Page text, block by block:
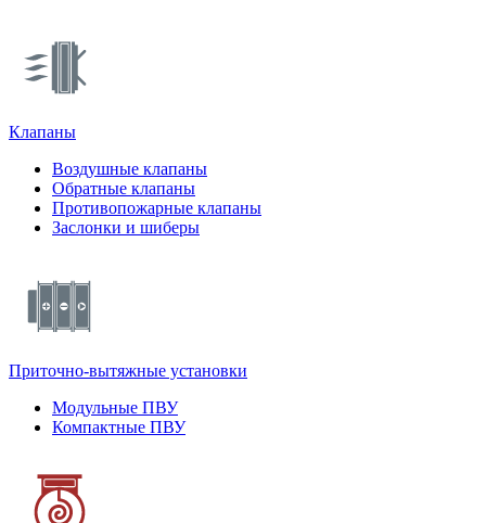
Клапаны
Воздушные клапаны
Обратные клапаны
Противопожарные клапаны
Заслонки и шиберы
Приточно-вытяжные установки
Модульные ПВУ
Компактные ПВУ